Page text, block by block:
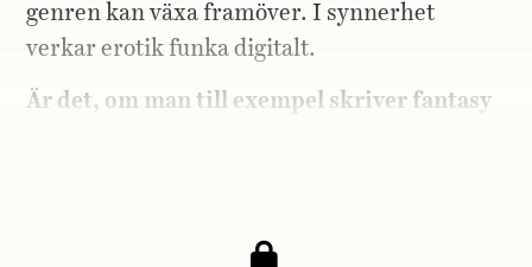
genren kan växa framöver. I synnerhet
verkar erotik funka digitalt.
Är det, om man till exempel skriver fantasy